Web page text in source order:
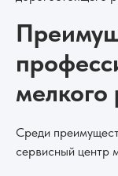
мелкого
Среди
сервисный центр